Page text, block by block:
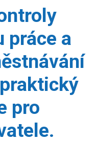
práce a
pro